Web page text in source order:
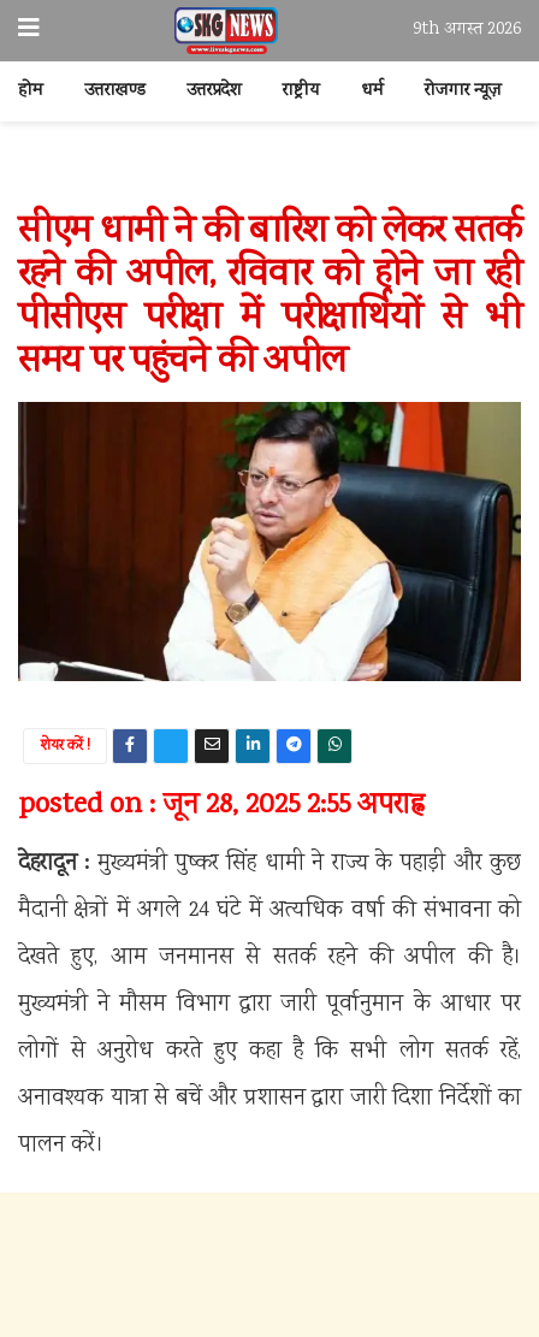
9th अगस्त 2026
होम उत्तराखण्ड उत्तरप्रदेश राष्ट्रीय धर्म रोजगार न्यूज़
सीएम धामी ने की बारिश को लेकर सतर्क
रहने की अपील, रविवार को होने जा रही
पीसीएस परीक्षा में परीक्षार्थियों से भी
समय पर पहुंचने की अपील
शेयर करें !
posted on : जून 28, 2025 2:55 अपराह्न
देहरादून : मुख्यमंत्री पुष्कर सिंह धामी ने राज्य के पहाड़ी और कुछ
मैदानी क्षेत्रों में अगले 24 घंटे में अत्यधिक वर्षा की संभावना को
देखते हुए, आम जनमानस से सतर्क रहने की अपील की है।
मुख्यमंत्री ने मौसम विभाग द्वारा जारी पूर्वानुमान के आधार पर
लोगों से अनुरोध करते हुए कहा है कि सभी लोग सतर्क रहें,
अनावश्यक यात्रा से बचें और प्रशासन द्वारा जारी दिशा निर्देशों का
पालन करें।